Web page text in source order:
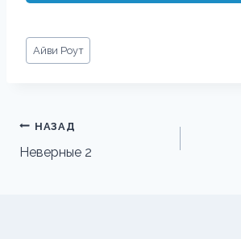
Метки
записи:
Айви Роут
Навигация
по
НАЗАД
Неверные 2